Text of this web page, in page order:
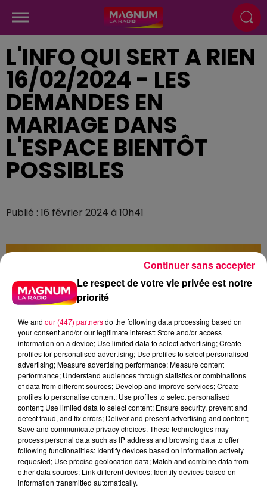
L'INFO QUI SERT A RIEN
16/02/2024 - LES
DEMANDES EN
MARIAGE DANS
L'ESPACE BIENTÔT
POSSIBLES
Publié : 16 février 2024 à 10h41
Le respect de votre vie privée est notre
priorité
We and our (447) partnersdo the following data processing based on
your consent and/or our legitimate interest: Store and/or access
information on a device; Use limited data to select advertising; Create
profiles for personalised advertising; Use profiles to select personalised
advertising; Measure advertising performance; Measure content
performance; Understand audiences through statistics or combinations
of data from different sources; Develop and improve services; Create
profiles to personalise content; Use profiles to select personalised
content; Use limited data to select content; Ensure security, prevent and
detect fraud, and fix errors; Deliver and present advertising and content;
Save and communicate privacy choices. These technologies may
process personal data such as IP address and browsing data to offer
following functionalities: Identify devices based on information actively
requested; Use precise geolocation data; Match and combine data from
other data sources; Link different devices; Identify devices based on
information transmitted automatically.
Continuer sans accepter